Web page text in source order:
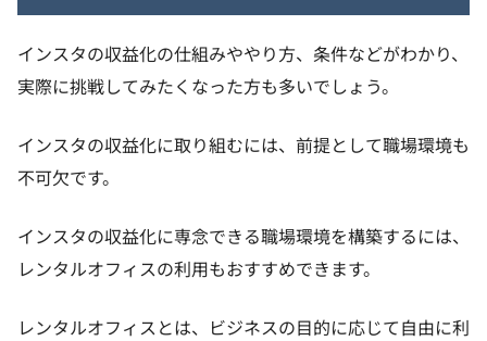
インスタの収益化の仕組みややり方、条件などがわかり、
実際に挑戦してみたくなった方も多いでしょう。
インスタの収益化に取り組むには、前提として職場環境も
不可欠です。
インスタの収益化に専念できる職場環境を構築するには、
レンタルオフィスの利用もおすすめできます。
レンタルオフィスとは、ビジネスの目的に応じて自由に利